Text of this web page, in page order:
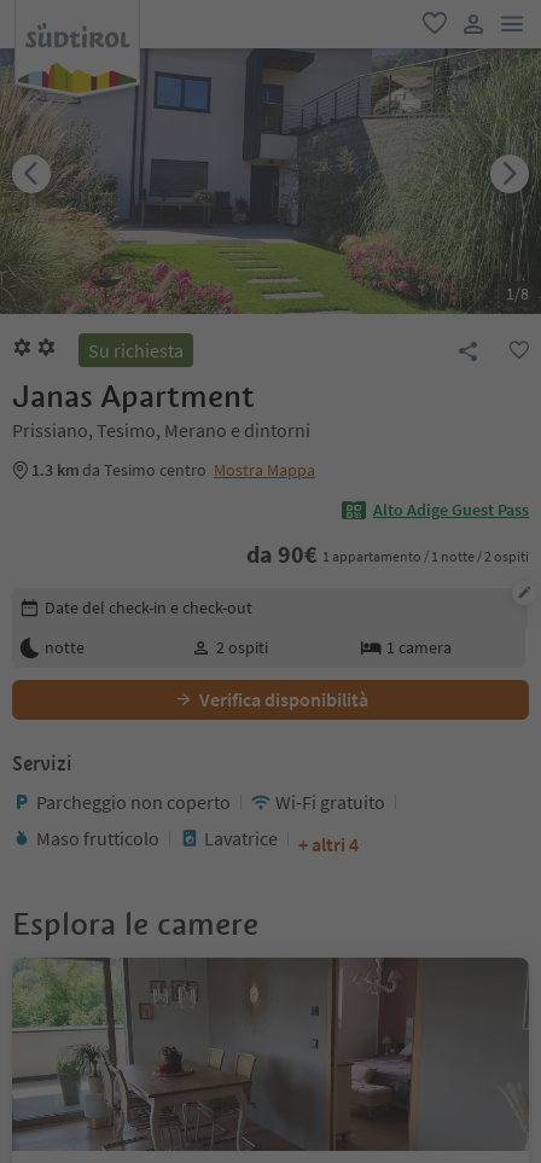
favoriti
user link
1/8
Su richiesta
Janas Apartment
Prissiano, Tesimo, Merano e dintorni
1.3 km da Tesimo centro Mostra Mappa
Alto Adige Guest Pass
da 90€ 1 appartamento / 1 notte / 2 ospiti
Modifica i dettagli della prenotazione
Date del check-in e check-out
notte
2 ospiti 1 camera
Verifica disponibilità
Servizi
Parcheggio non coperto
Wi-Fi gratuito
Maso frutticolo
Lavatrice + altri 4
Esplora le camere